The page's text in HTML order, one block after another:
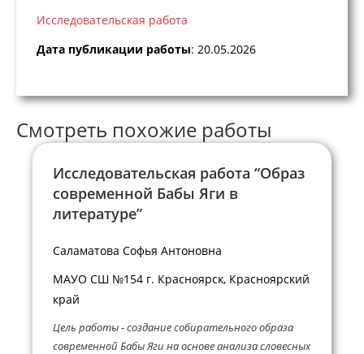
Исследовательская работа
Дата публикации работы: 20.05.2026
Смотреть похожие работы
Исследовательская работа “Образ
современной Бабы Яги в
литературе”
Саламатова Софья Антоновна
МАУО СШ №154 г. Красноярск, Красноярский
край
Цель работы - создание собирательного образа
современной Бабы Яги на основе анализа словесных